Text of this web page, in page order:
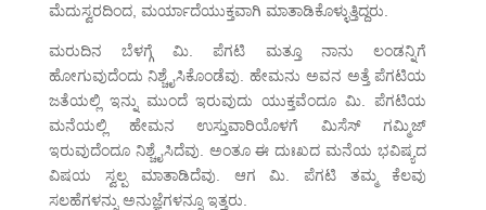
ಮೆದುಸ್ವರದಿಂದ, ಮರ್ಯಾದೆಯುಕ್ತವಾಗಿ ಮಾತಾಡಿಕೊಳ್ಳುತ್ತಿದ್ದರು.
ಮರುದಿನ ಬೆಳಗ್ಗೆ ಮಿ. ಪೆಗಟಿ ಮತ್ತೂ ನಾನು ಲಂಡನ್ನಿಗೆ
ಹೋಗುವುದೆಂದು ನಿಶ್ಚೈಸಿಕೊಂಡೆವು. ಹೇಮನು ಅವನ ಅತ್ತೆ ಪೆಗಟಿಯ
ಜತೆಯಲ್ಲಿ ಇನ್ನು ಮುಂದೆ ಇರುವುದು ಯುಕ್ತವೆಂದೂ ಮಿ. ಪೆಗಟಿಯ
ಮನೆಯಲ್ಲಿ ಹೇಮನ ಉಸ್ತುವಾರಿಯೊಳಗೆ ಮಿಸೆಸ್ ಗಮ್ಮಿಜ್
ಇರುವುದೆಂದೂ ನಿಶ್ಚೈಸಿದೆವು. ಅಂತೂ ಈ ದುಃಖದ ಮನೆಯ ಭವಿಷ್ಯದ
ವಿಷಯ ಸ್ವಲ್ಪ ಮಾತಾಡಿದೆವು. ಆಗ ಮಿ. ಪೆಗಟಿ ತಮ್ಮ ಕೆಲವು
ಸಲಹೆಗಳನ್ನು ಅನುಜ್ಞೆಗಳನ್ನೂ ಇತ್ತರು.